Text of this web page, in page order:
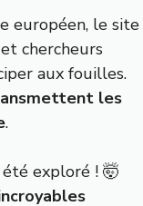
européen, le site
chercheurs
aux fouilles.
les
.
exploré ! 🤯